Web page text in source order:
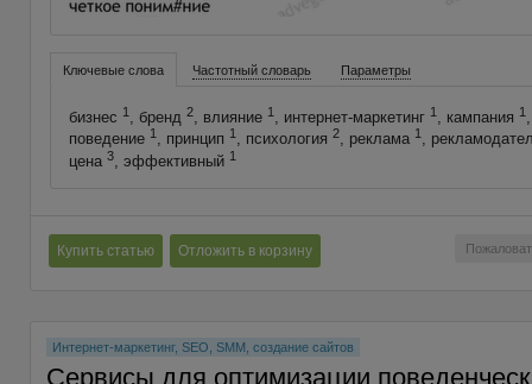
Ключевые слова Частотный словарь Параметры
бизнес 1, бренд 2, влияние 1, интернет-маркетинг 1, кампания 1
поведение 1 , принцип 1 , психология 2, реклама 1 ,
цена 3, эффективный 1
Купить статью Отложить в корзину
Интернет-маркетинг, SEO, SMM, создание сайтов
Сервисы для оптимизации